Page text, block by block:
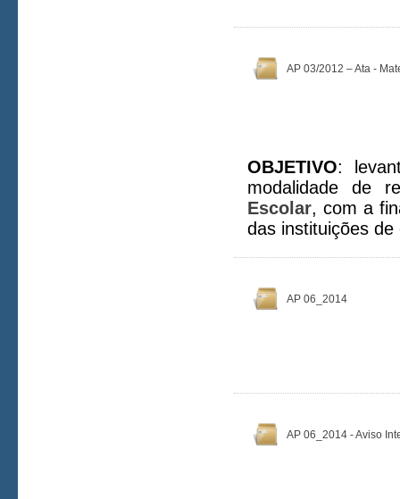
AP 03/2012 – Ata -
OBJETIVO:
modalidade de
Escolar, com a
das instituições
AP 06_2014
AP 06_2014 - Aviso